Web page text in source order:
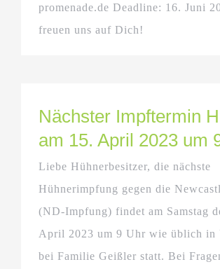
promenade.de Deadline: 16. Juni
freuen uns auf Dich!
Nächster Impftermin
am 15. April 2023 um
Liebe Hühnerbesitzer, die nächste
Hühnerimpfung gegen die
(ND-Impfung) findet am Samstag
April 2023 um 9 Uhr wie üblich in
bei Familie Geißler statt. Bei